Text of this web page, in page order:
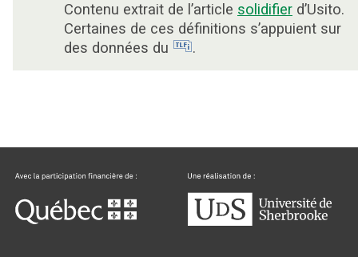
Contenu extrait de l’article solidifier d’Usito.
Certaines de ces définitions s’appuient sur
des données du
.